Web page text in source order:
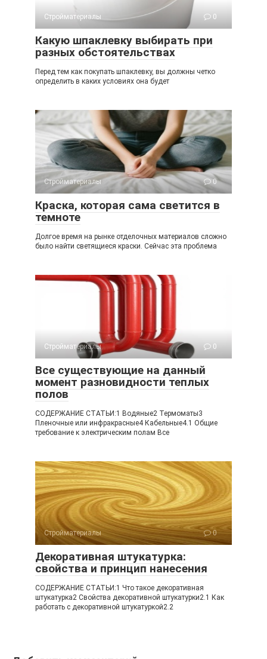
Стройматериалы 0
Какую шпаклевку выбирать при
разных обстоятельствах
Перед тем как покупать шпаклевку, вы должны четко
определить в каких условиях она будет
Стройматериалы 0
Краска, которая сама светится в
темноте
Долгое время на рынке отделочных материалов сложно
было найти светящиеся краски. Сейчас эта проблема
Стройматериалы 0
Все существующие на данный
момент разновидности теплых
полов
СОДЕРЖАНИЕ СТАТЬИ:1 Водяные2 Термоматы3
Пленочные или инфракрасные4 Кабельные4.1 Общие
требование к электрическим полам Все
Стройматериалы 0
Декоративная штукатурка:
свойства и принцип нанесения
СОДЕРЖАНИЕ СТАТЬИ:1 Что такое декоративная
штукатурка2 Свойства декоративной штукатурки2.1 Как
работать с декоративной штукатуркой2.2